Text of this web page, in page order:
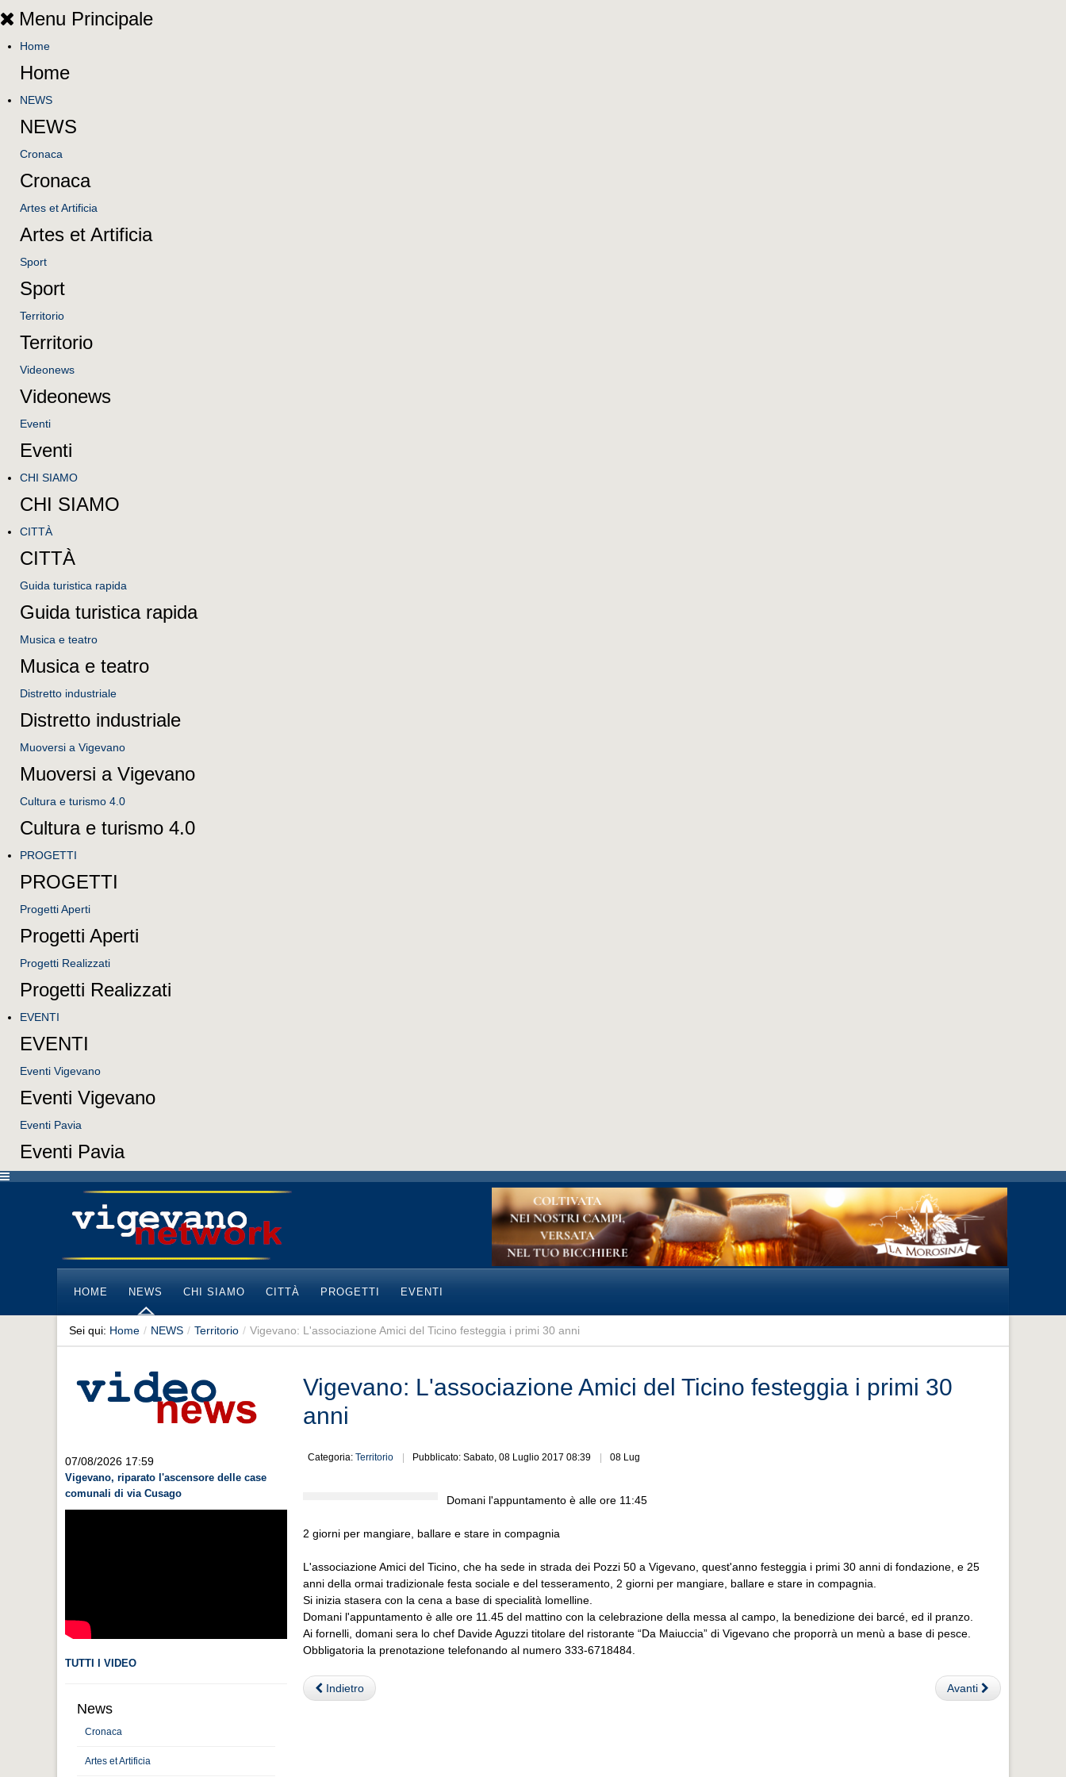
Menu Principale
Home
Home
NEWS
NEWS
Cronaca
Cronaca
Artes et Artificia
Artes et Artificia
Sport
Sport
Territorio
Territorio
Videonews
Videonews
Eventi
Eventi
CHI SIAMO
CHI SIAMO
CITTÀ
CITTÀ
Guida turistica rapida
Guida turistica rapida
Musica e teatro
Musica e teatro
Distretto industriale
Distretto industriale
Muoversi a Vigevano
Muoversi a Vigevano
Cultura e turismo 4.0
Cultura e turismo 4.0
PROGETTI
PROGETTI
Progetti Aperti
Progetti Aperti
Progetti Realizzati
Progetti Realizzati
EVENTI
EVENTI
Eventi Vigevano
Eventi Vigevano
Eventi Pavia
Eventi Pavia
HOME NEWS CHI SIAMO CITTÀ PROGETTI EVENTI
Sei qui: Home / NEWS / Territorio / Vigevano: L'associazione Amici del Ticino festeggia i primi 30 anni
07/08/2026 17:59
Vigevano, riparato l'ascensore delle case
comunali di via Cusago
TUTTI I VIDEO
News
Cronaca
Artes et Artificia
Vigevano: L'associazione Amici del Ticino festeggia i primi 30
anni
Categoria: Territorio Pubblicato: Sabato, 08 Luglio 2017 08:39 08 Lug
Domani l'appuntamento è alle ore 11:45
2 giorni per mangiare, ballare e stare in compagnia
L'associazione Amici del Ticino, che ha sede in strada dei Pozzi 50 a Vigevano, quest'anno festeggia i primi 30 anni di fondazione, e 25
anni della ormai tradizionale festa sociale e del tesseramento, 2 giorni per mangiare, ballare e stare in compagnia.
Si inizia stasera con la cena a base di specialità lomelline.
Domani l'appuntamento è alle ore 11.45 del mattino con la celebrazione della messa al campo, la benedizione dei barcé, ed il pranzo.
Ai fornelli, domani sera lo chef Davide Aguzzi titolare del ristorante “Da Maiuccia” di Vigevano che proporrà un menù a base di pesce.
Obbligatoria la prenotazione telefonando al numero 333-6718484.
Indietro Avanti